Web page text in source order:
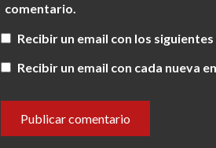
comentario.
Recibir un email con los
Recibir un email con cada nueva